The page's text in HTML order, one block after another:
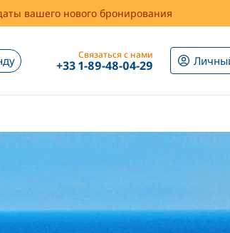
вашего нового бронирования
Связаться с нами
+33 1-89-48-04-29